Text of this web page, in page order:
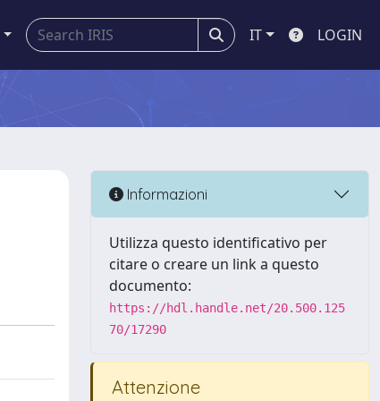
IT LOGIN
Informazioni
Utilizza questo identificativo per
citare o creare un link a questo
documento:
https://hdl.handle.net/20.500.125
70/17290
Attenzione